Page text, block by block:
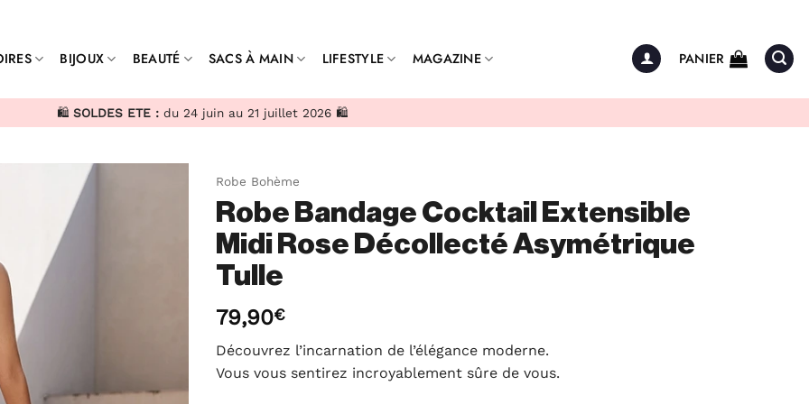
BIJOUX BEAUTÉ SACS À MAIN LIFESTYLE MAGAZINE PANIER
🛍️ SOLDES ETE : du 24 juin au 21 juillet 2026 🛍️
Robe Bohème
Robe Bandage Cocktail Extensible
Midi Rose Décollecté Asymétrique
Tulle
79,90€
Découvrez l’incarnation de l’élégance moderne.
Vous vous sentirez incroyablement sûre de vous.